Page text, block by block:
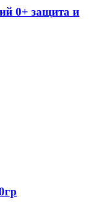
0+ защита и